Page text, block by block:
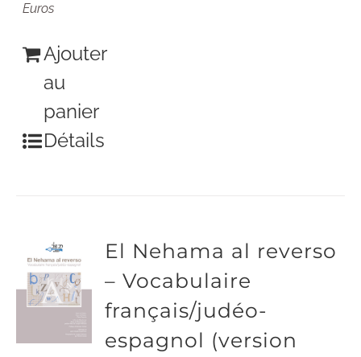
Euros
Ajouter
au
panier
Détails
El Nehama al reverso
– Vocabulaire
français/judéo-
espagnol (version